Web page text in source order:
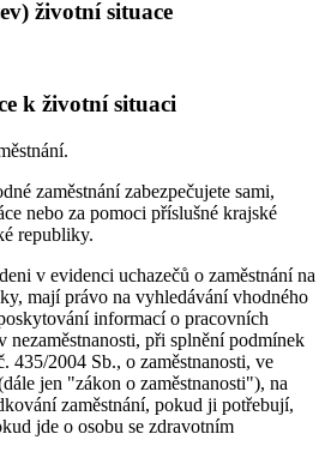
životní situace
k životní situaci
zaměstnání zabezpečujete sami,
nebo za pomoci příslušné krajské
republiky.
v evidenci uchazečů o zaměstnání na
mají právo na vyhledávání vhodného
informací o pracovních
nezaměstnanosti, při splnění podmínek
435/2004 Sb., o zaměstnanosti, ve
jen "zákon o zaměstnanosti"), na
zaměstnání, pokud ji potřebují,
jde o osobu se zdravotním